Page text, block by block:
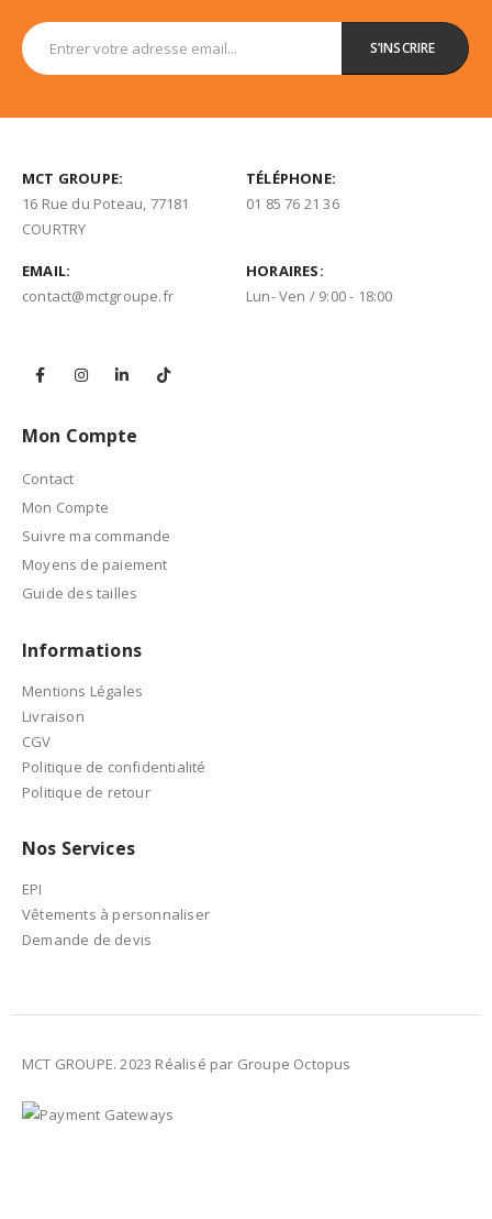
MCT GROUPE:
16 Rue du Poteau, 77181
COURTRY
TÉLÉPHONE:
01 85 76 21 36
EMAIL:
contact@mctgroupe.fr
HORAIRES:
Lun- Ven / 9:00 - 18:00
Mon Compte
Contact
Mon Compte
Suivre ma commande
Moyens de paiement
Guide des tailles
Informations
Mentions Légales
Livraison
CGV
Politique de confidentialité
Politique de retour
Nos Services
EPI
Vêtements à personnaliser
Demande de devis
MCT GROUPE. 2023 Réalisé par Groupe Octopus